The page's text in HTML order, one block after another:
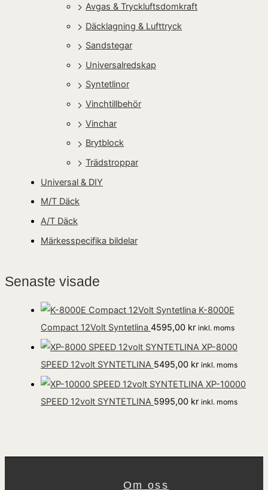
Avgas & Tryckluftsdomkraft
Däcklagning & Lufttryck
Sandstegar
Universalredskap
Syntetlinor
Vinchtillbehör
Vinchar
Brytblock
Trädstroppar
Universal & DIY
M/T Däck
A/T Däck
Märkesspecifika bildelar
Senaste visade
K-8000E
Compact 12Volt Syntetlina 4595,00 kr inkl. moms
XP-8000
SPEED 12volt SYNTETLINA 5495,00 kr inkl. moms
XP-10000
SPEED 12volt SYNTETLINA 5995,00 kr inkl. moms
Om oss